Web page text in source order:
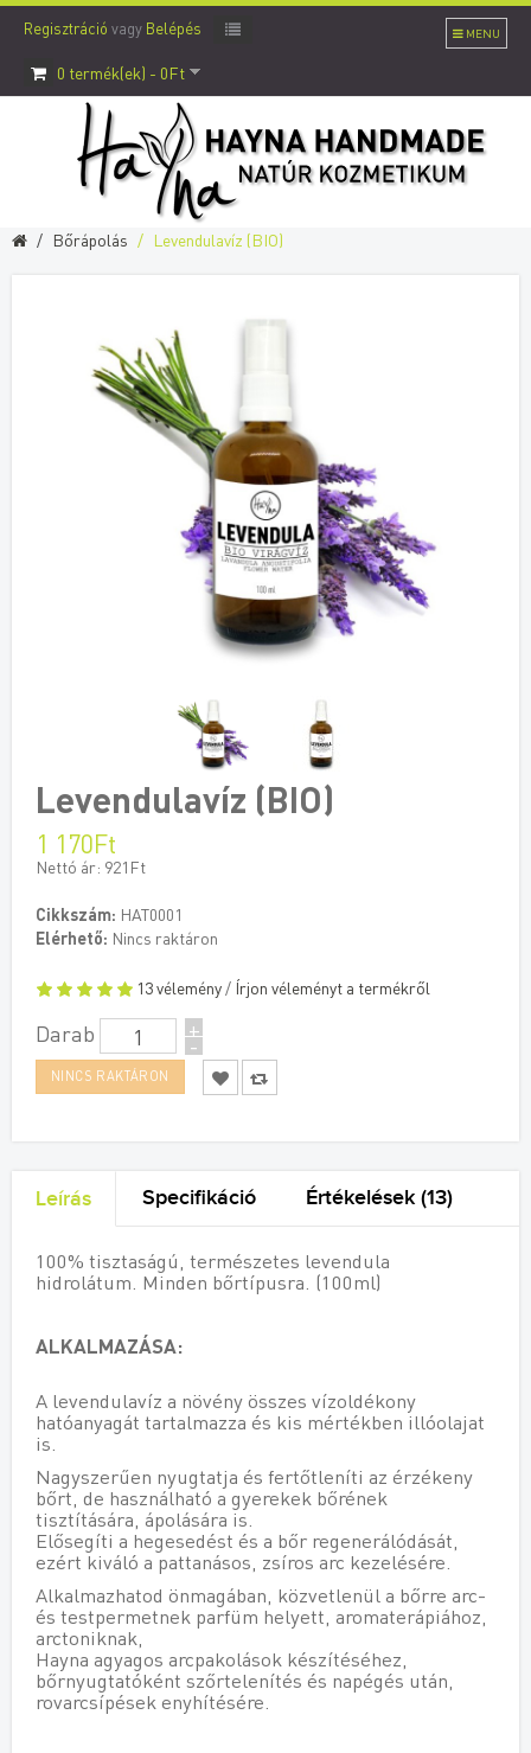
Regisztráció vagy Belépés MENU
0 termék(ek) - 0Ft
Bőrápolás Levendulavíz (BIO)
Levendulavíz (BIO)
1 170Ft
Nettó ár: 921Ft
Cikkszám: HAT0001
Elérhető: Nincs raktáron
13 vélemény/ Írjon véleményt a termékről
Darab +
-
Leírás Specifikáció Értékelések (13)
100% tisztaságú, természetes levendula
hidrolátum. Minden bőrtípusra. (100ml)
ALKALMAZÁSA:
A levendulavíz a növény összes vízoldékony
hatóanyagát tartalmazza és kis mértékben illóolajat
is.
Nagyszerűen nyugtatja és fertőtleníti az érzékeny
bőrt, de használható a gyerekek bőrének
tisztítására, ápolására is.
Elősegíti a hegesedést és a bőr regenerálódását,
ezért kiváló a pattanásos, zsíros arc kezelésére.
Alkalmazhatod önmagában, közvetlenül a bőrre arc-
és testpermetnek parfüm helyett, aromaterápiához,
arctoniknak,
Hayna agyagos arcpakolások készítéséhez,
bőrnyugtatóként szőrtelenítés és napégés után,
rovarcsípések enyhítésére.